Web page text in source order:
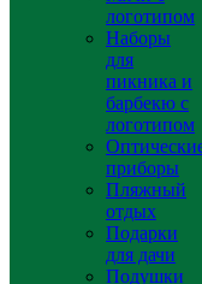
логотипом
Наборы
для
пикника и
барбекю с
логотипом
приборы
Пляжный
отдых
Подарки
для дачи
Подушки